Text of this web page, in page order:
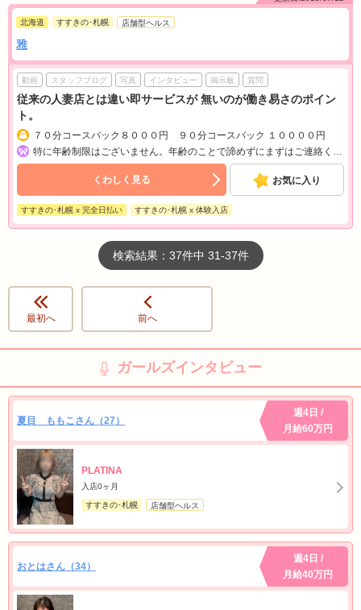
北海道 すすきの･札幌 店舗型ヘルス
雅
動画 スタッフブログ 写真 インタビュー 掲示板 質問
従来の人妻店とは違い即サービスが 無いのが働き易さのポイン
ト。
７０分コースバック８０００円 ９０分コースバック １００００円
特に年齢制限はございません。年齢のことで諦めずにまずはご連絡ください。
くわしく見る お気に入り
すすきの･札幌 x 完全日払い すすきの･札幌 x 体験入店
検索結果：37件中 31-37件
最初へ 前へ
ガールズインタビュー
夏目 ももこさん（27）
週4日 /
月給60万円
PLATINA
入店0ヶ月
すすきの･札幌 店舗型ヘルス
おとはさん（34）
週4日 /
月給40万円